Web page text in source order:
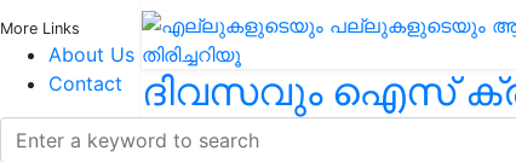
More Links
About Us
Contact
ദിവസവും ഐസ്
കുറയ്ക്കാം